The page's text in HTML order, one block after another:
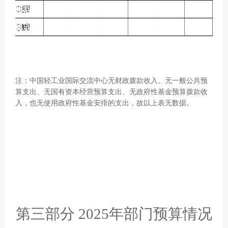
注：中国轻工业国际交流中心无财政拨款收入、无一般公共预
算支出、无国有资本经营预算支出、无政府性基金预算拨款收
入，也无使用政府性基金安排的支出，故以上表无数据。
第三部分 2025年部门预算情况